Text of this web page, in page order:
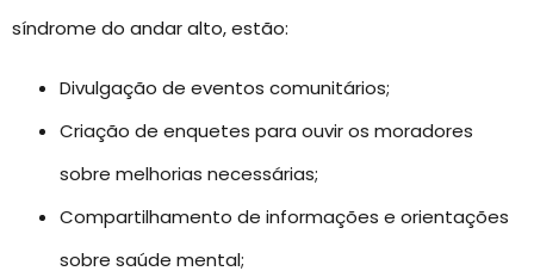
síndrome do andar alto, estão:
Divulgação de eventos comunitários;
Criação de enquetes para ouvir os moradores
sobre melhorias necessárias;
Compartilhamento de informações e orientações
sobre saúde mental;